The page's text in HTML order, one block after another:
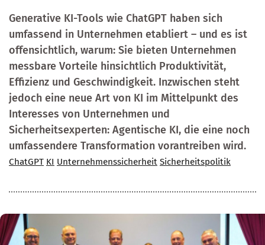
Generative KI-Tools wie ChatGPT haben sich
umfassend in Unternehmen etabliert – und es ist
offensichtlich, warum: Sie bieten Unternehmen
messbare Vorteile hinsichtlich Produktivität,
Effizienz und Geschwindigkeit. Inzwischen steht
jedoch eine neue Art von KI im Mittelpunkt des
Interesses von Unternehmen und
Sicherheitsexperten: Agentische KI, die eine noch
umfassendere Transformation vorantreiben wird.
ChatGPT KI Unternehmenssicherheit Sicherheitspolitik